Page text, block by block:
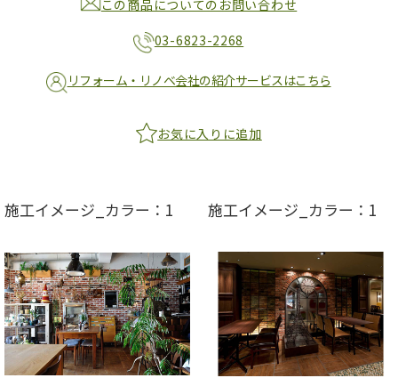
この商品についてのお問い合わせ
03-6823-2268
リフォーム・リノベ会社の紹介サービスはこちら
お気に入りに追加
施工イメージ_カラー：1 施工イメージ_カラー：1